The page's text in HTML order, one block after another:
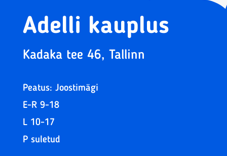
Adelli kauplus
Kadaka tee 46, Tallinn
Peatus: Joostimägi
E-R 9-18
L 10-17
P suletud